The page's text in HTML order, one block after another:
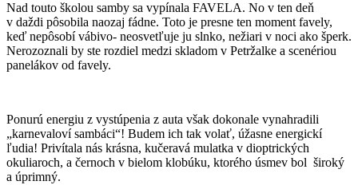
Nad touto školou samby sa vypínala FAVELA. No v ten deň
v daždi pôsobila naozaj fádne. Toto je presne ten moment favely,
keď nepôsobí vábivo- neosvetľuje ju slnko, nežiari v noci ako šperk.
Nerozoznali by ste rozdiel medzi skladom v Petržalke a scenériou
panelákov od favely.
Ponurú energiu z vystúpenia z auta však dokonale vynahradili
„karnevaloví sambáci“! Budem ich tak volať, úžasne energickí
ľudia! Privítala nás krásna, kučeravá mulatka v dioptrických
okuliaroch, a černoch v bielom klobúku, ktorého úsmev bol široký
a úprimný.